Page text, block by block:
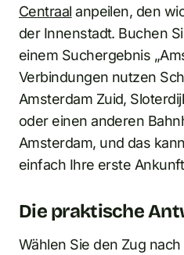
Centraal anpeilen, den
der Innenstadt. Buchen
einem Suchergebnis
Verbindungen nutzen
Amsterdam Zuid,
oder einen anderen
Amsterdam, und das
einfach Ihre erste
Die praktische
Wählen Sie den Zug